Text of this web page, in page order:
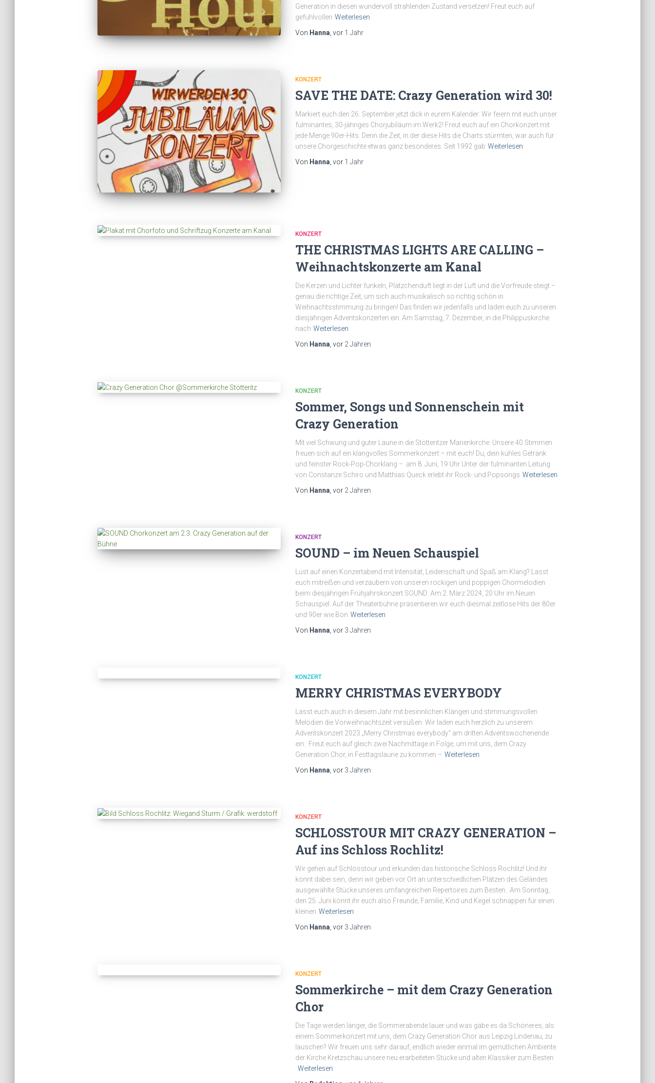
Generation in diesen wundervoll strahlenden Zustand versetzen! Freut euch auf
gefühlvollen Weiterlesen
Von Hanna , vor 1 Jahr
KONZERT
SAVE THE DATE: Crazy Generation wird 30!
Markiert euch den 26. September jetzt dick in eurem Kalender: Wir feiern mit euch unser
fulminantes, 30-jähriges Chorjubiläum im Werk2! Freut euch auf ein Chorkonzert mit
jede Menge 90er-Hits. Denn die Zeit, in der diese Hits die Charts stürmten, war auch für
unsere Chorgeschichte etwas ganz besonderes. Seit 1992 gab Weiterlesen
Von Hanna , vor 1 Jahr
KONZERT
THE CHRISTMAS LIGHTS ARE CALLING –
Weihnachtskonzerte am Kanal
Die Kerzen und Lichter funkeln, Plätzchenduft liegt in der Luft und die Vorfreude steigt –
genau die richtige Zeit, um sich auch musikalisch so richtig schön in
Weihnachtsstimmung zu bringen! Das finden wir jedenfalls und laden euch zu unseren
diesjährigen Adventskonzerten ein: Am Samstag, 7. Dezember, in die Philippuskirche
nach Weiterlesen
Von Hanna , vor 2 Jahren
KONZERT
Sommer, Songs und Sonnenschein mit
Crazy Generation
Mit viel Schwung und guter Laune in die Stötteritzer Marienkirche: Unsere 40 Stimmen
freuen sich auf ein klangvolles Sommerkonzert – mit euch! Du, dein kühles Getränk
und feinster Rock-Pop-Chorklang – am 8. Juni, 19 Uhr Unter der fulminanten Leitung
von Constanze Schiro und Matthias Queck erlebt ihr Rock- und Popsongs Weiterlesen
Von Hanna , vor 2 Jahren
KONZERT
SOUND – im Neuen Schauspiel
Lust auf einen Konzertabend mit Intensität, Leidenschaft und Spaß am Klang? Lasst
euch mitreißen und verzaubern von unseren rockigen und poppigen Chormelodien
beim diesjährigen Frühjahrskonzert SOUND: Am 2. März 2024, 20 Uhr im Neuen
Schauspiel. Auf der Theaterbühne präsentieren wir euch diesmal zeitlose Hits der 80er
und 90er wie Bon Weiterlesen
Von Hanna , vor 3 Jahren
KONZERT
MERRY CHRISTMAS EVERYBODY
Lasst euch auch in diesem Jahr mit besinnlichen Klängen und stimmungsvollen
Melodien die Vorweihnachtszeit versüßen. Wir laden euch herzlich zu unserem
Adventskonzert 2023 „Merry Christmas everybody“ am dritten Adventswochenende
ein. Freut euch auf gleich zwei Nachmittage in Folge, um mit uns, dem Crazy
Generation Chor, in Festtagslaune zu kommen – Weiterlesen
Von Hanna , vor 3 Jahren
KONZERT
SCHLOSSTOUR MIT CRAZY GENERATION –
Auf ins Schloss Rochlitz!
Wir gehen auf Schlosstour und erkunden das historische Schloss Rochlitz! Und ihr
könnt dabei sein, denn wir geben vor Ort an unterschiedlichen Plätzen des Geländes
ausgewählte Stücke unseres umfangreichen Repertoires zum Besten. Am Sonntag,
den 25. Juni könnt ihr euch also Freunde, Familie, Kind und Kegel schnappen für einen
kleinen Weiterlesen
Von Hanna , vor 3 Jahren
KONZERT
Sommerkirche – mit dem Crazy Generation
Chor
Die Tage werden länger, die Sommerabende lauer und was gäbe es da Schöneres, als
einem Sommerkonzert mit uns, dem Crazy Generation Chor aus Leipzig Lindenau, zu
lauschen? Wir freuen uns sehr darauf, endlich wieder einmal im gemütlichen Ambiente
der Kirche Kretzschau unsere neu erarbeiteten Stücke und alten Klassiker zum Besten
Weiterlesen